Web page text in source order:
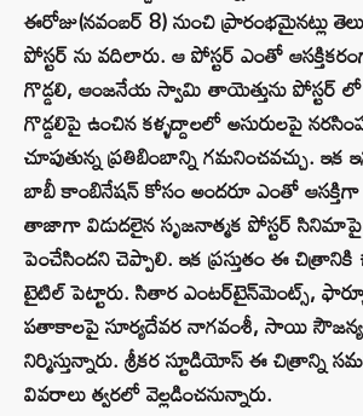
ఈరోజు(నవంబర్ 8) నుంచి ప్రారంభమైనట్లు
పోస్టర్ ను వదిలారు. ఆ పోస్టర్ ఎంతో
గొడ్డలి, ఆంజనేయ స్వామి తాయెత్తును పోస్టర్ లో
గొడ్డలిపై ఉంచిన కళ్ళద్దాలలో అసురులపై
చూపుతున్న ప్రతిబింబాన్ని గమనించవచ్చు. ఇక
బాబీ కాంబినేషన్ కోసం అందరూ ఎంతో ఆసక్తిగా
తాజాగా విడుదలైన సృజనాత్మక పోస్టర్
పెంచేసిందని చెప్పాలి. ఇక ప్రస్తుతం ఈ
టైటిల్ పెట్టారు. సితార ఎంటర్‌టైన్‌మెంట్స్‌,
పతాకాలపై సూర్యదేవర నాగవంశీ, సాయి
నిర్మిస్తున్నారు. శ్రీకర స్టూడియోస్ ఈ చిత్రాన్ని
వివరాలు త్వరలో వెల్లడించనున్నారు.